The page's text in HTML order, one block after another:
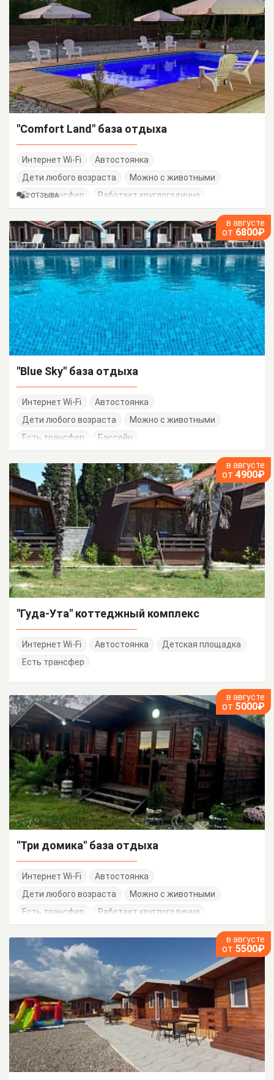
"Comfort Land" база отдыха
Интернет Wi-Fi
Автостоянка
Дети любого возраста
Можно с животными
Есть трансфер
Работает круглогодично
2 ОТЗЫВА
в августе
от 6800₽
"Blue Sky" база отдыха
Интернет Wi-Fi
Автостоянка
Дети любого возраста
Можно с животными
Есть трансфер
Бассейн
в августе
от 4900₽
"Гуда-Ута" коттеджный комплекс
Интернет Wi-Fi Автостоянка
Детская площадка
Есть трансфер
в августе
от 5000₽
"Три домика" база отдыха
Интернет Wi-Fi
Автостоянка
Дети любого возраста
Можно с животными
Есть трансфер
Работает круглогодично
в августе
от 5500₽